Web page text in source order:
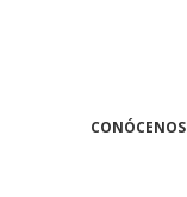
CONÓCENOS